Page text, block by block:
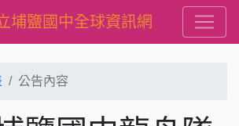
埔鹽國中全球資訊網
公告內容